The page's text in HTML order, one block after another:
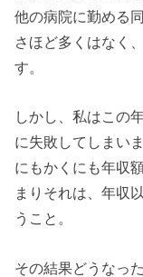
他の病院に勤める
さほど多くはなく
す。
しかし、私はこの
に失敗してしまい
にもかくにも年収
まりそれは、年収
うこと。
その結果どうなっ